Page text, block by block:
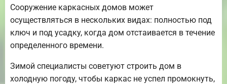
Сооружение каркасных домов может
осуществляться в нескольких видах: полностью под
ключ и под усадку, когда дом отстаивается в течение
определенного времени.
Зимой специалисты советуют строить дом в
холодную погоду, чтобы каркас не успел промокнуть,